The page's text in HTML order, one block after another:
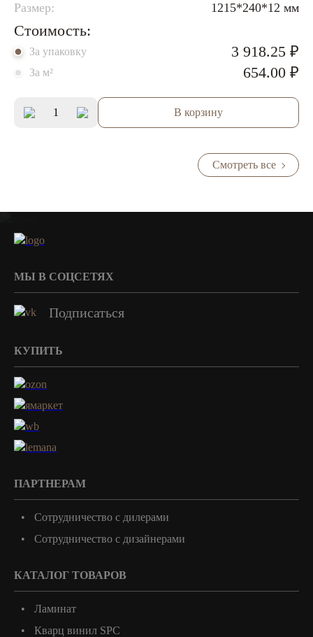
Размер:
1215*240*12 мм
Стоимость:
За упаковку 3 918.25 ₽
За м² 654.00 ₽
В корзину
Смотреть все
МЫ В СОЦСЕТЯХ
Подписаться
КУПИТЬ
ПАРТНЕРАМ
Сотрудничество с дилерами
Сотрудничество с дизайнерами
КАТАЛОГ ТОВАРОВ
Ламинат
Кварц винил SPC